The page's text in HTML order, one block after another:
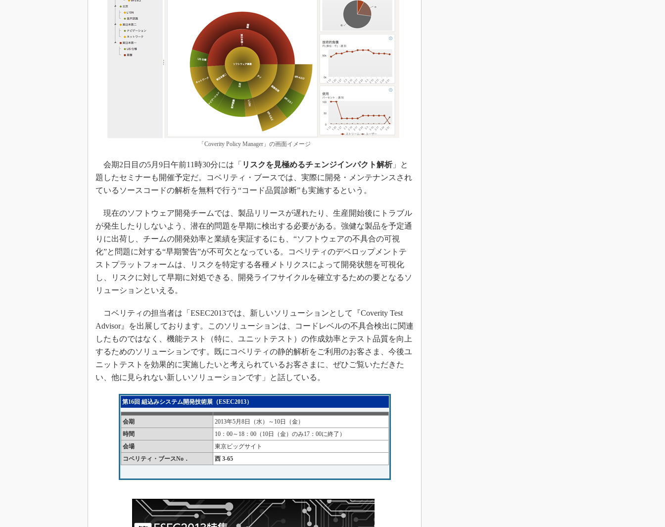
「Coverity Policy Manager」の画面イメージ
会期2日目の5月9日午前11時30分には「 リスクを見極めるチェンジインパクト解析」と
題したセミナーも開催予定だ。コベリティ・ブースでは、実際に開発・メンテナンスされ
ているソースコードの解析を無料で行う“コード品質診断”も実施するという。
現在のソフトウェア開発チームでは、製品リリースが遅れたり、生産開始後にトラブル
が発生したりしないよう、潜在的問題を早期に検出する必要がある。強健な製品を予定通
りに出荷し、チームの開発効率と業績を実証するにも、“ソフトウェアの不具合の可視
化”と問題に対する“早期警告”が不可欠となっている。コベリティのデベロップメントテ
ストプラットフォームは、リスクを特定する各種メトリクスによって開発状態を可視化
し、リスクに対して早期に対処できる、開発ライフサイクルを確立するための要となるソ
リューションといえる。
コベリティの担当者は「ESEC2013では、新しいソリューションとして『Coverity Test
Advisor』を出展しております。このソリューションは、コードレベルの不具合検出に関連
したものではなく、機能テスト（特に、ユニットテスト）の作成効率とテスト品質を向上
するためのソリューションです。既にコベリティの静的解析をご利用のお客さま、今後ユ
ニットテストを効果的に実施したいと考えられているお客さまに、ぜひご覧いただきた
い、他に見られない新しいソリューションです」と話している。
第16回 組込みシステム開発技術展（ESEC2013）
会期
2013年5月8日（水）～10日（金）
時間
10：00～18：00（10日（金）のみ17：00に終了）
会場
東京ビッグサイト
コベリティ・ブースNo．
西 3-65